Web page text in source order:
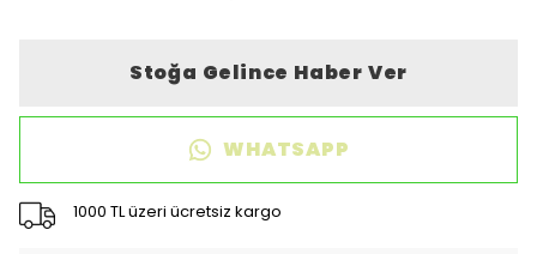
Stoğa Gelince Haber Ver
WHATSAPP
1000 TL üzeri ücretsiz kargo